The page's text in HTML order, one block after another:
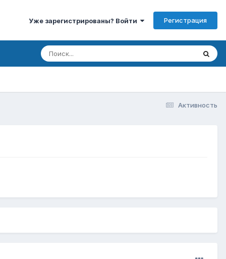
Уже зарегистрированы? Войти Регистрация
Активность